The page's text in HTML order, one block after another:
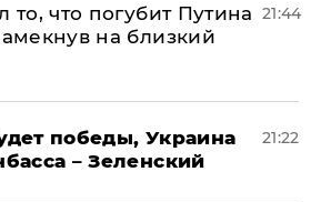
то, что погубит Путина
на близкий
21:44
победы, Украина
– Зеленский
21:22